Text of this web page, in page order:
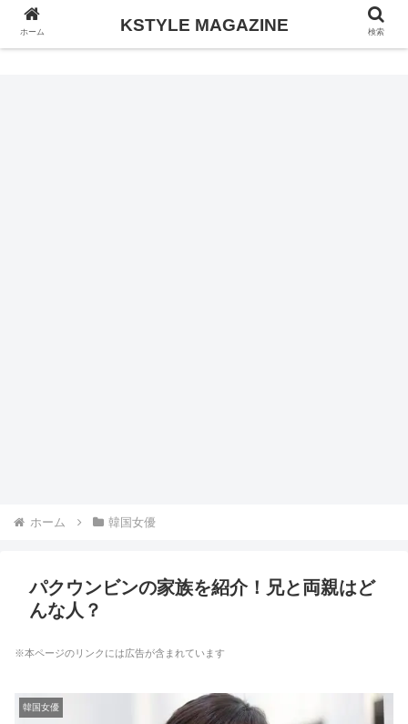
KSTYLE MAGAZINE
ホーム 韓国女優
パクウンビンの家族を紹介！兄と両親はど
んな人？
※本ページのリンクには広告が含まれています
韓国女優
ホーム KSTYLE MAGAZINE 検索